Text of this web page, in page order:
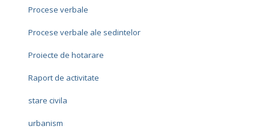
Procese verbale
Procese verbale ale sedintelor
Proiecte de hotarare
Raport de activitate
stare civila
urbanism